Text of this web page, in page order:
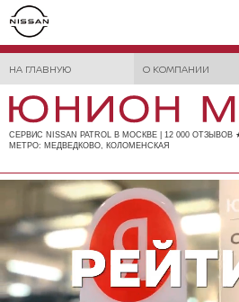
НА ГЛАВНУЮ О КОМПАНИИ
СЕРВИС NISSAN PATROL В МОСКВЕ | 12 000
МЕТРО: МЕДВЕДКОВО, КОЛОМЕНСКАЯ